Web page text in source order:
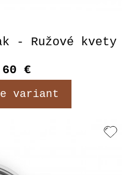
- Ružové kvety
€
variant